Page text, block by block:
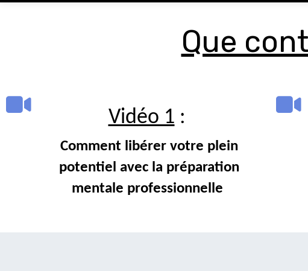
Que
Vidéo 1 :
Comment libérer votre plein
potentiel avec la préparation
mentale professionnelle